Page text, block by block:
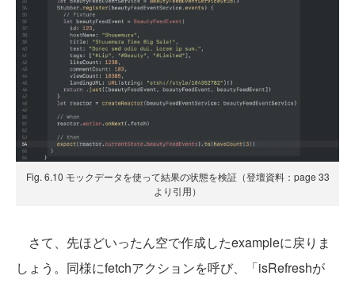
Fig. 6.10 モックデータを使って結果の状態を検証（登壇資料：page 33
より引用）
さて、先ほどいったん空で作成したexampleに戻りま
しょう。同様にfetchアクションを呼び、「isRefreshが